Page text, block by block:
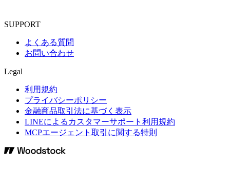
SUPPORT
よくある質問
お問い合わせ
Legal
利用規約
プライバシーポリシー
金融商品取引法に基づく表示
LINEによるカスタマーサポート利用規約
MCPエージェント取引に関する特則